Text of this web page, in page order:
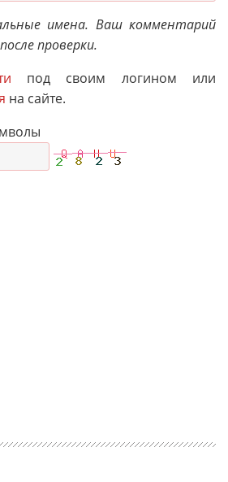
имена. Ваш комментарий
проверки.
под своим логином или
на сайте.